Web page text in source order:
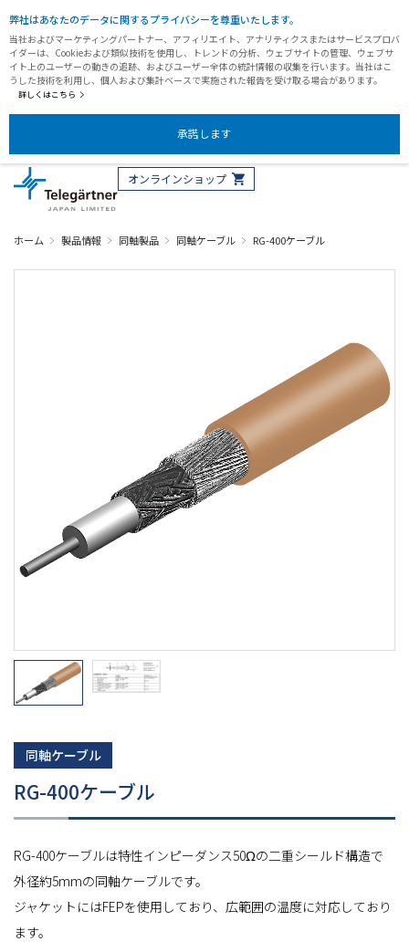
弊社はあなたのデータに関するプライバシーを尊重いたします。
当社およびマーケティングパートナー、アフィリエイト、アナリティクスまたはサービスプロバ
イダーは、Cookieおよび類似技術を使用し、トレンドの分析、ウェブサイトの管理、ウェブサ
イト上のユーザーの動きの追跡、およびユーザー全体の統計情報の収集を行います。当社はこ
うした技術を利用し、個人および集計ベースで実施された報告を受け取る場合があります。
詳しくはこちら
承諾します
オンラインショップ
ホーム 製品情報 同軸製品 同軸ケーブル RG-400ケーブル
同軸ケーブル
RG-400ケーブル
RG-400ケーブルは特性インピーダンス50Ωの二重シールド構造で
外径約5mmの同軸ケーブルです。
ジャケットにはFEPを使用しており、広範囲の温度に対応しており
ます。